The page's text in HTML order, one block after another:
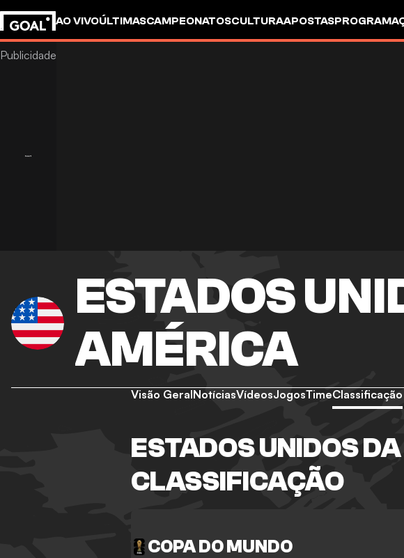
AO VIVOÚLTIMASCAMPEONATOSCULTURAAPOSTAS
ESTADOS
AMÉRICA
Visão GeralNotíciasVídeosJogosTimeClassificação
ESTADOS UNIDOS
CLASSIFICAÇÃO
COPA DO MUNDO